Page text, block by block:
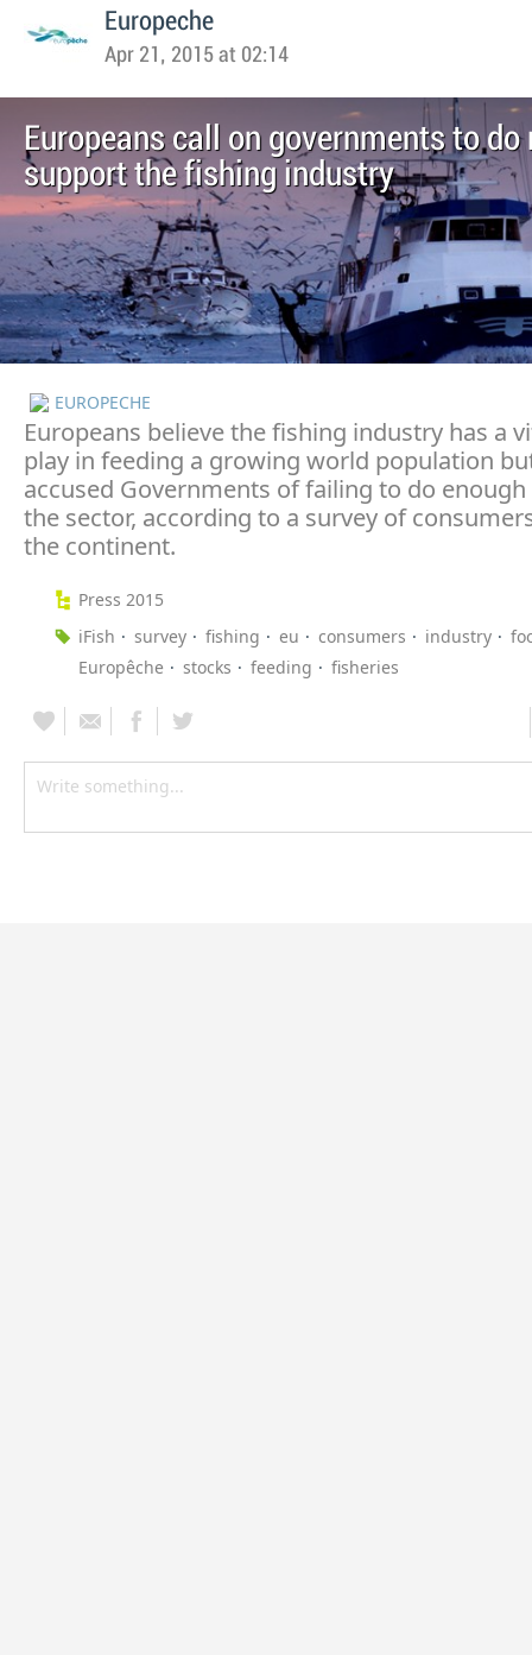
Europeche
Apr 21, 2015 at 02:14
Europeans call on governments to do
support the fishing industry
EUROPECHE
Europeans believe the fishing industry has a
play in feeding a growing world population
accused Governments of failing to do
the sector, according to a survey of
the continent.
Press 2015
iFish
survey fishing eu consumers industry
Europêche
stocks feeding fisheries